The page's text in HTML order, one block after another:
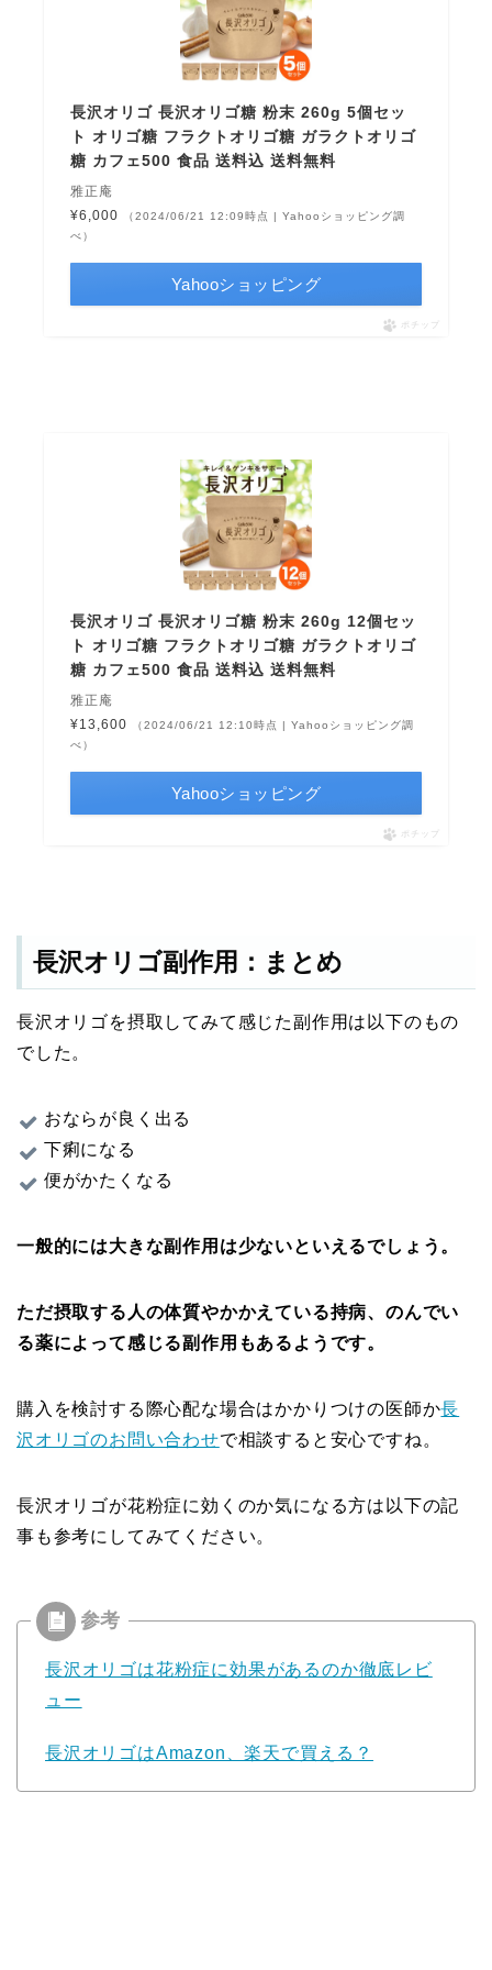
長沢オリゴ 長沢オリゴ糖 粉末 260g 5個セッ
ト オリゴ糖 フラクトオリゴ糖 ガラクトオリゴ
糖 カフェ500 食品 送料込 送料無料
雅正庵
¥6,000
（2024/06/21 12:09時点 | Yahooショッピング調
べ）
Yahooショッピング
ポチップ
長沢オリゴ 長沢オリゴ糖 粉末 260g 12個セッ
ト オリゴ糖 フラクトオリゴ糖 ガラクトオリゴ
糖 カフェ500 食品 送料込 送料無料
雅正庵
¥13,600
（2024/06/21 12:10時点 | Yahooショッピング調
べ）
Yahooショッピング
ポチップ
長沢オリゴ副作用：まとめ
長沢オリゴを摂取してみて感じた副作用は以下のもの
でした。
おならが良く出る
下痢になる
便がかたくなる
一般的には大きな副作用は少ないといえるでしょう。
ただ摂取する人の体質やかかえている持病、のんでい
る薬によって感じる副作用もあるようです。
購入を検討する際心配な場合はかかりつけの医師か長
沢オリゴのお問い合わせで相談すると安心ですね。
長沢オリゴが花粉症に効くのか気になる方は以下の記
事も参考にしてみてください。
長沢オリゴは花粉症に効果があるのか徹底レビ
ュー
長沢オリゴはAmazon、楽天で買える？